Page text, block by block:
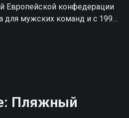
Европейской конфедерации
для мужских команд и с 1994
Пляжный